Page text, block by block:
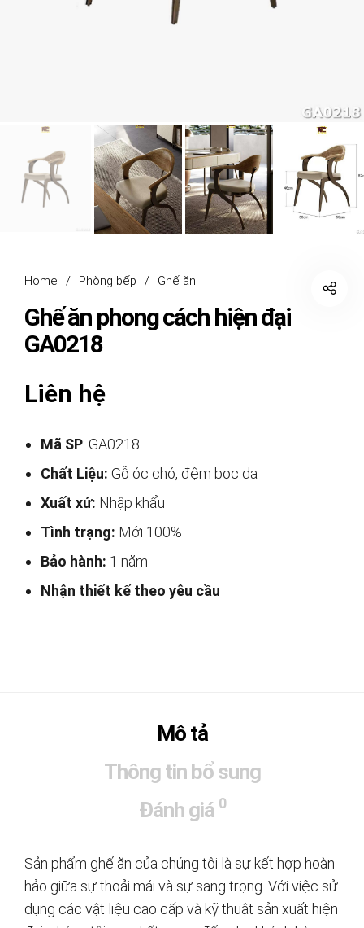
Home / Phòng bếp / Ghế ăn
Ghế ăn phong cách hiện đại
GA0218
Liên hệ
Mã SP: GA0218
Chất Liệu: Gỗ óc chó, đệm bọc da
Xuất xứ: Nhập khẩu
Tình trạng: Mới 100%
Bảo hành: 1 năm
Nhận thiết kế theo yêu cầu
Mô tả
Thông tin bổ sung
Đánh giá 0
Sản phẩm ghế ăn của chúng tôi là sự kết hợp hoàn
hảo giữa sự thoải mái và sự sang trọng. Với việc sử
dụng các vật liệu cao cấp và kỹ thuật sản xuất hiện